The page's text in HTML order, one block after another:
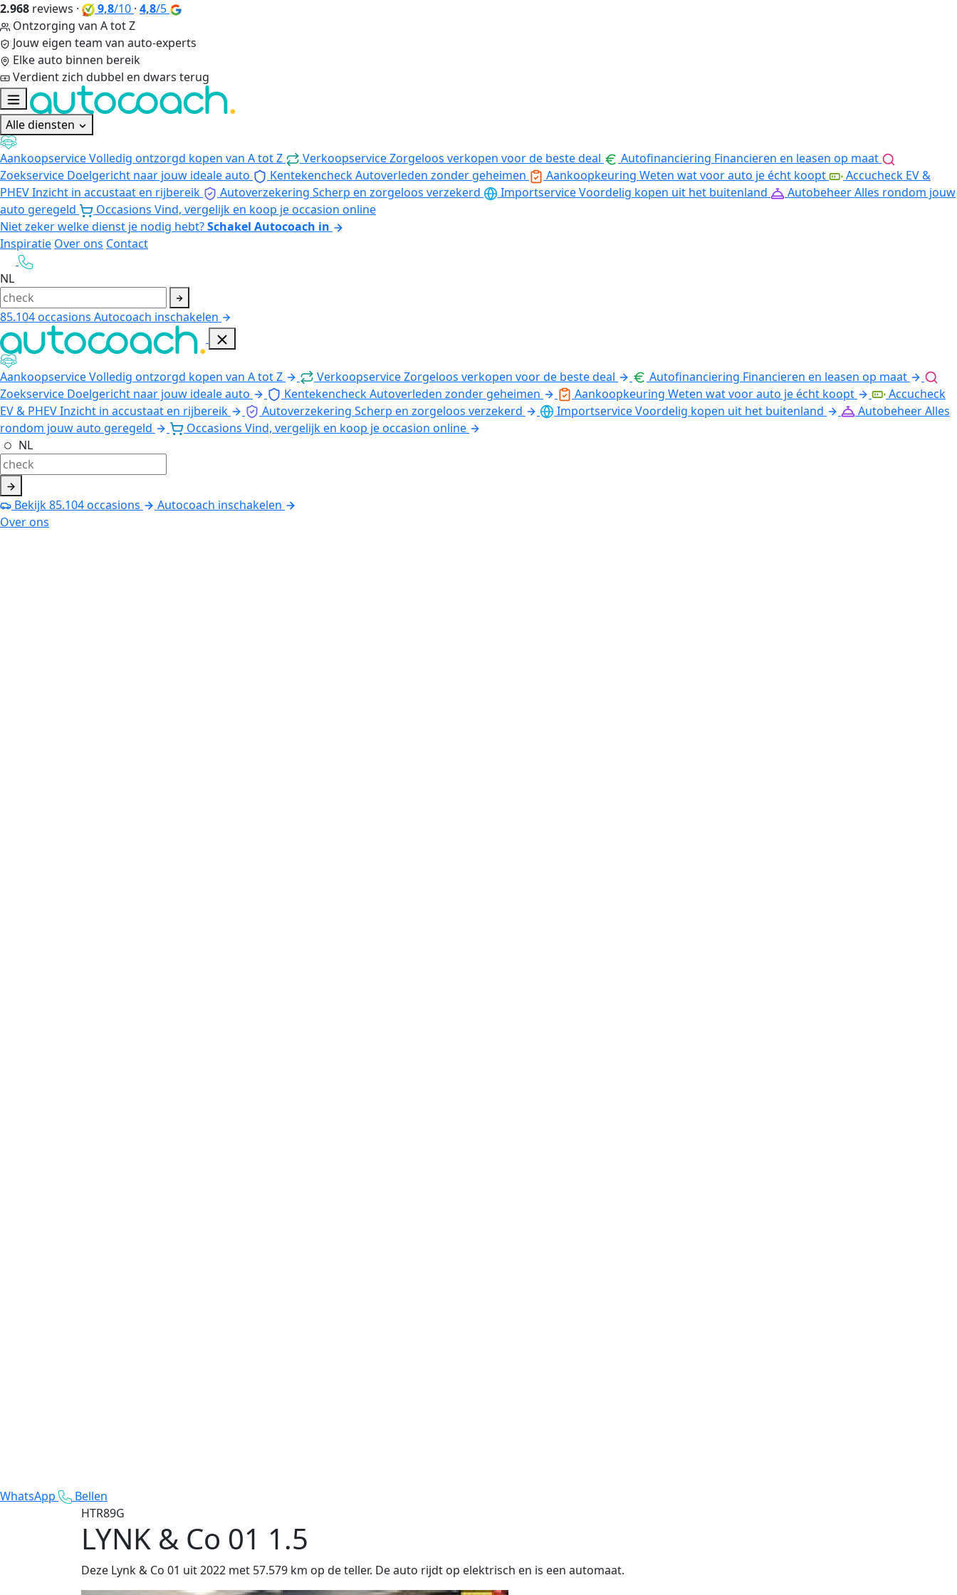
2.968 reviews · 9,8/10 · 4,8/5
Ontzorging van A tot Z
Jouw eigen team van auto-experts
Elke auto binnen bereik
Verdient zich dubbel en dwars terug
Alle diensten
AankoopserviceVolledig ontzorgd kopen van A tot Z VerkoopserviceZorgeloos verkopen voor de beste deal Autofinanciering Financieren en leasen op maat
Zoekservice Doelgericht naar jouw ideale auto KentekencheckAutoverleden zonder geheimen Aankoopkeuring Weten wat voor auto je écht koopt
Accucheck EV &
PHEVInzicht in accustaat en rijbereik Autoverzekering Scherp en zorgeloos verzekerd ImportserviceVoordelig kopen uit het buitenland AutobeheerAlles rondom jouw
auto geregeld
Occasions Vind, vergelijk en koop je occasion online
Niet zeker welke dienst je nodig hebt?Schakel Autocoach in
Inspiratie Over ons Contact
NL
85.104occasions Autocoach inschakelen
AankoopserviceVolledig ontzorgd kopen van A tot Z VerkoopserviceZorgeloos verkopen voor de beste deal Autofinanciering Financieren en leasen op maat
Zoekservice Doelgericht naar jouw ideale auto KentekencheckAutoverleden zonder geheimen Aankoopkeuring Weten wat voor auto je écht koopt
Accucheck
EV & PHEVInzicht in accustaat en rijbereik Autoverzekering Scherp en zorgeloos verzekerd ImportserviceVoordelig kopen uit het buitenland AutobeheerAlles
rondom jouw auto geregeld
Occasions Vind, vergelijk en koop je occasion online
NL
Bekijk85.104occasions
Autocoach inschakelen
Over ons
WhatsApp
Bellen
HTR89G
LYNK & Co 01 1.5
Deze Lynk & Co 01 uit 2022 met 57.579 km op de teller. De auto rijdt op elektrisch en is een automaat.